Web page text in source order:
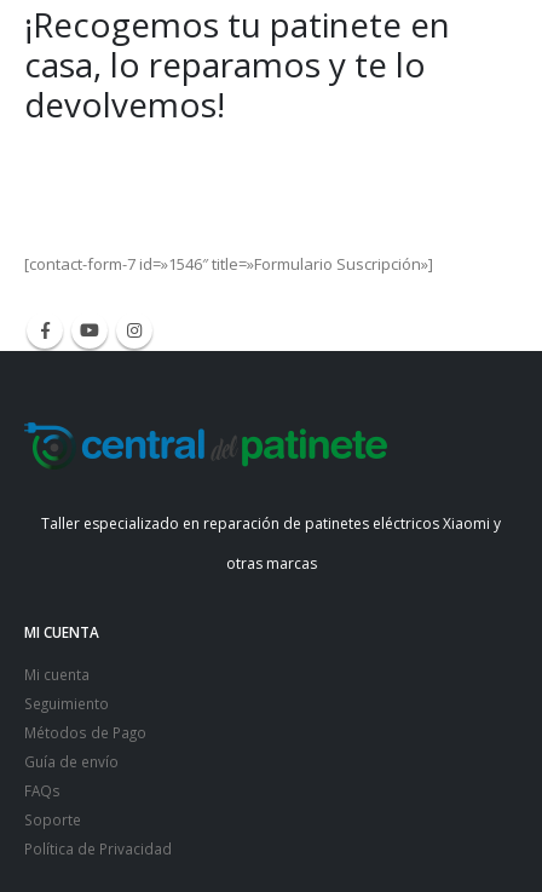
¡Recogemos tu patinete en
casa, lo reparamos y te lo
devolvemos!
[contact-form-7 id=»1546″ title=»Formulario Suscripción»]
Taller especializado en reparación de patinetes eléctricos Xiaomi y
otras marcas
MI CUENTA
Mi cuenta
Seguimiento
Métodos de Pago
Guía de envío
FAQs
Soporte
Política de Privacidad